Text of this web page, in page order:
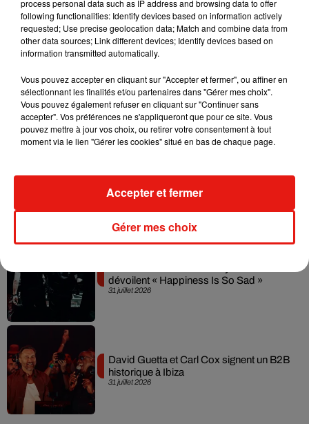
7 août 2026
collaboration tant attendue
6 août 2026
Il y a 10 ans, DJ Snake changeait de
dimension avec son premier...
3 août 2026
Fred again.. et Latin Mafia dévoilent enfin
leur mixtape créée en...
31 juillet 2026
dévoilent « Happiness Is So Sad »
31 juillet 2026
David Guetta et Carl Cox signent un B2B
historique à Ibiza
process personal data such as IP address and browsing data to offer
following functionalities: Identify devices based on information actively
requested; Use precise geolocation data; Match and combine data from
other data sources; Link different devices; Identify devices based on
information transmitted automatically.
Vous pouvez accepter en cliquant sur "Accepter et fermer", ou affiner en
sélectionnant les finalités et/ou partenaires dans "Gérer mes choix".
Vous pouvez également refuser en cliquant sur "Continuer sans
accepter". Vos préférences ne s'appliqueront que pour ce site. Vous
pouvez mettre à jour vos choix, ou retirer votre consentement à tout
moment via le lien "Gérer les cookies" situé en bas de chaque page.
Gérer mes choix
Accepter et fermer